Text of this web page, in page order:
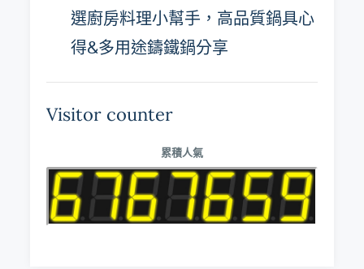
選廚房料理小幫手，高品質鍋具心
得&多用途鑄鐵鍋分享
Visitor counter
累積人氣